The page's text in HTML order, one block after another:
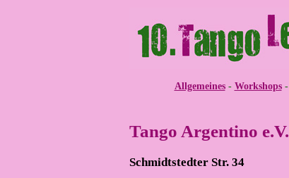
Allgemeines- Workshops-
Tango Argentino e.V.
Schmidtstedter Str. 34